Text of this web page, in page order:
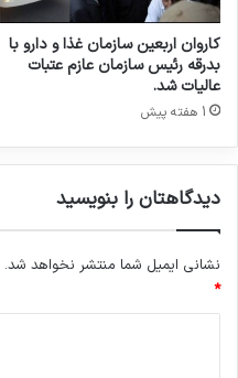
ن
م
ط
ر
ح
د
کاروان اربعین سازمان غذا و دارو با
بدرقه رئیس سازمان عازم عتبات
عالیات شد.
1 هفته پیش
دیدگاهتان را بنویسید
نشانی ایمیل شما منتشر نخواهد شد.
*